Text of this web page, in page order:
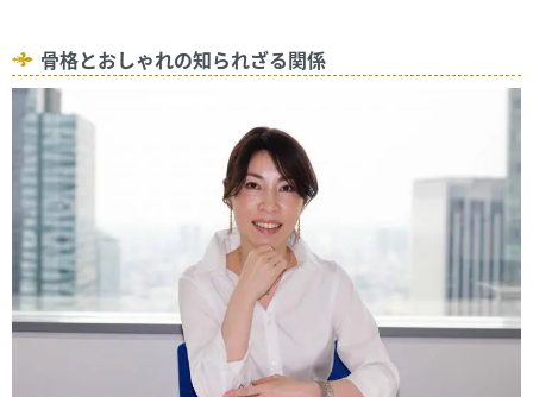
骨格とおしゃれの知られざる関係